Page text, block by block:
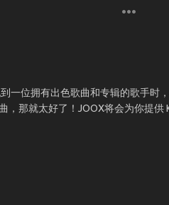
一位拥有出色歌曲和专辑的歌手时
，那就太好了！JOOX将会为你提